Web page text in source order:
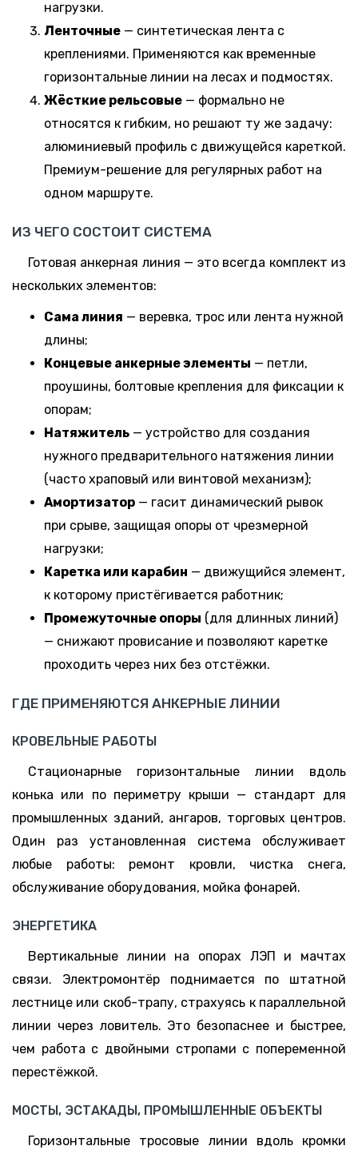
нагрузки.
Ленточные — синтетическая лента с
креплениями. Применяются как временные
горизонтальные линии на лесах и подмостях.
Жёсткие рельсовые — формально не
относятся к гибким, но решают ту же задачу:
алюминиевый профиль с движущейся кареткой.
Премиум-решение для регулярных работ на
одном маршруте.
ИЗ ЧЕГО СОСТОИТ СИСТЕМА
Готовая анкерная линия — это всегда комплект из
нескольких элементов:
Сама линия — веревка, трос или лента нужной
длины;
Концевые анкерные элементы — петли,
проушины, болтовые крепления для фиксации к
опорам;
Натяжитель — устройство для создания
нужного предварительного натяжения линии
(часто храповый или винтовой механизм);
Амортизатор — гасит динамический рывок
при срыве, защищая опоры от чрезмерной
нагрузки;
Каретка или карабин — движущийся элемент,
к которому пристёгивается работник;
Промежуточные опоры (для длинных линий)
— снижают провисание и позволяют каретке
проходить через них без отстёжки.
ГДЕ ПРИМЕНЯЮТСЯ АНКЕРНЫЕ ЛИНИИ
КРОВЕЛЬНЫЕ РАБОТЫ
Стационарные горизонтальные линии вдоль
конька или по периметру крыши — стандарт для
промышленных зданий, ангаров, торговых центров.
Один раз установленная система обслуживает
любые работы: ремонт кровли, чистка снега,
обслуживание оборудования, мойка фонарей.
ЭНЕРГЕТИКА
Вертикальные линии на опорах ЛЭП и мачтах
связи. Электромонтёр поднимается по штатной
лестнице или скоб-трапу, страхуясь к параллельной
линии через ловитель. Это безопаснее и быстрее,
чем работа с двойными стропами с попеременной
перестёжкой.
МОСТЫ, ЭСТАКАДЫ, ПРОМЫШЛЕННЫЕ ОБЪЕКТЫ
Горизонтальные тросовые линии вдоль кромки